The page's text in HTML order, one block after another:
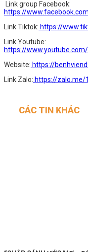
Link group Facebook:
https://
Link Tiktok: https://
Link Youtube:
https://
Website: https://
Link Zalo: https://zalo.me/
CÁC TIN KHÁC